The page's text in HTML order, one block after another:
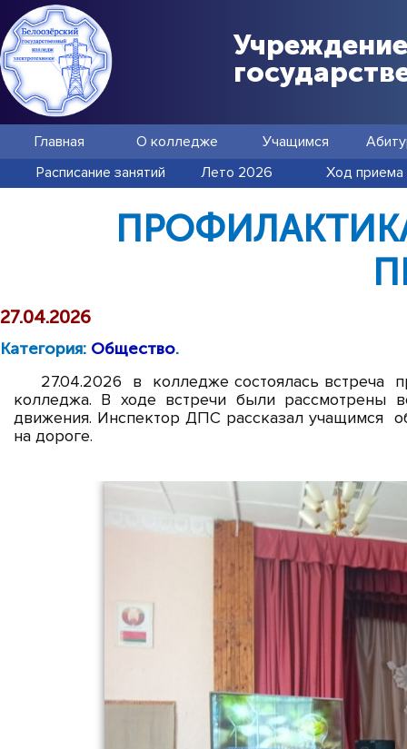
Главная О колледже Учащимся
Расписание занятий
Лето 2026 Ход приема
27.04.2026
Категория: Общество.
27.04.2026 в колледже состоялась встреча
колледжа. В ходе встречи были рассмотрены
движения. Инспектор ДПС рассказал учащимся
на дороге.